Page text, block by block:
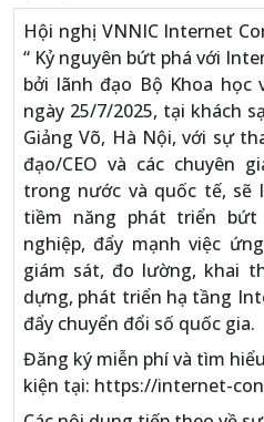
Hội nghị VNNIC Internet
“ Kỷ nguyên bứt phá với
bởi lãnh đạo Bộ Khoa học
ngày 25/7/2025, tại khách
Giảng Võ, Hà Nội, với sự
đạo/CEO và các chuyên
trong nước và quốc tế, sẽ
tiềm năng phát triển bứt
nghiệp, đẩy mạnh việc
giám sát, đo lường, khai
dựng, phát triển hạ tầng
đẩy chuyển đổi số quốc gia.
Đăng ký miễn phí và tìm
kiện tại: https://internet-